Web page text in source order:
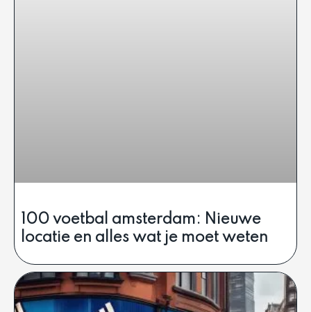
100 voetbal amsterdam: Nieuwe
locatie en alles wat je moet weten